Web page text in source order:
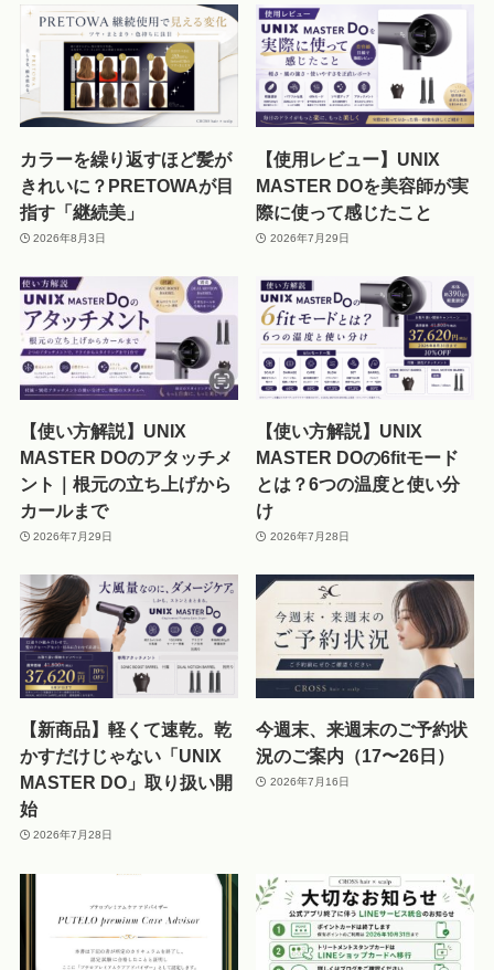
カラーを繰り返すほど髪が
きれいに？PRETOWAが目
指す「継続美」
2026年8月3日
【使用レビュー】UNIX
MASTER DOを美容師が実
際に使って感じたこと
2026年7月29日
【使い方解説】UNIX
MASTER DOのアタッチメ
ント｜根元の立ち上げから
カールまで
2026年7月29日
【使い方解説】UNIX
MASTER DOの6fitモード
とは？6つの温度と使い分
け
2026年7月28日
【新商品】軽くて速乾。乾
かすだけじゃない「UNIX
MASTER DO」取り扱い開
始
2026年7月28日
今週末、来週末のご予約状
況のご案内（17〜26日）
2026年7月16日